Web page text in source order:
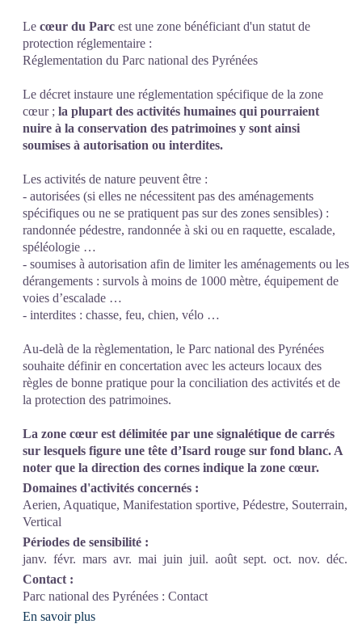
Le cœur du Parc est une zone bénéficiant d'un statut de
protection réglementaire :
Réglementation du Parc national des Pyrénées
Le décret instaure une réglementation spécifique de la zone
cœur ; la plupart des activités humaines qui pourraient
nuire à la conservation des patrimoines y sont ainsi
soumises à autorisation ou interdites.
Les activités de nature peuvent être :
- autorisées (si elles ne nécessitent pas des aménagements
spécifiques ou ne se pratiquent pas sur des zones sensibles) :
randonnée pédestre, randonnée à ski ou en raquette, escalade,
spéléologie …
- soumises à autorisation afin de limiter les aménagements ou les
dérangements : survols à moins de 1000 mètre, équipement de
voies d’escalade …
- interdites : chasse, feu, chien, vélo …
Au-delà de la règlementation, le Parc national des Pyrénées
souhaite définir en concertation avec les acteurs locaux des
règles de bonne pratique pour la conciliation des activités et de
la protection des patrimoines.
La zone cœur est délimitée par une signalétique de carrés
sur lesquels figure une tête d’Isard rouge sur fond blanc. A
noter que la direction des cornes indique la zone cœur.
Domaines d'activités concernés :
Aerien, Aquatique, Manifestation sportive, Pédestre, Souterrain,
Vertical
Périodes de sensibilité :
janv. févr. mars avr. mai juin juil. août sept. oct. nov. déc.
Contact :
Parc national des Pyrénées : Contact
En savoir plus